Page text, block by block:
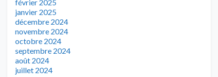
février 2025
janvier 2025
décembre 2024
novembre 2024
octobre 2024
septembre 2024
août 2024
juillet 2024